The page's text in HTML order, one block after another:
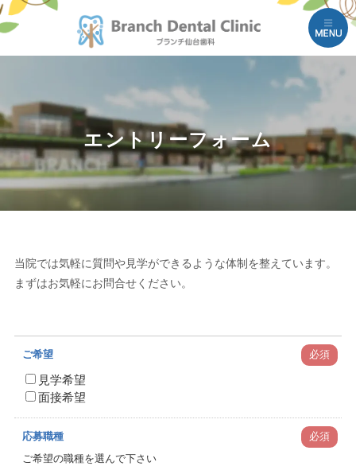
エントリーフォーム
当院では気軽に質問や見学ができるような体制を整えています。
まずはお気軽にお問合せください。
ご希望 必須
見学希望
面接希望
応募職種
必須
ご希望の職種を選んで下さい